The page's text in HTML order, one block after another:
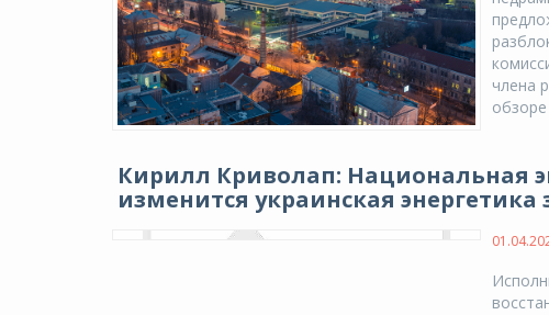
члена
Кирилл Криволап: Национальная
изменится украинская энергетика